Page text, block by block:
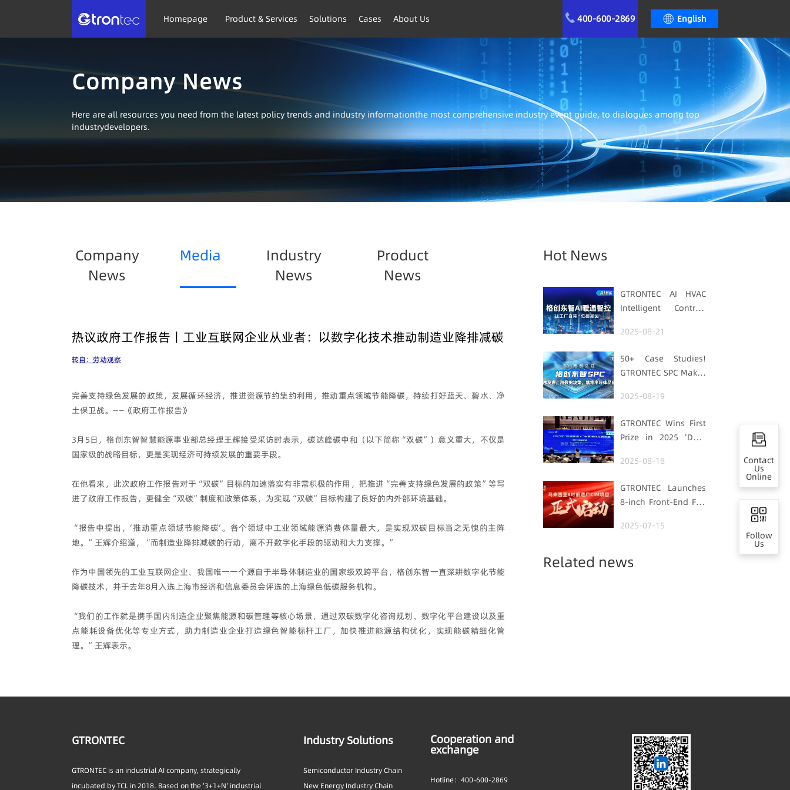
English
400-600-2869
Homepage Product & Services Solutions Cases About Us
Company News
Here are all resources you need from the latest policy trends and industry informationthe most comprehensive industry event guide, to dialogues among top
industrydevelopers.
Company
News
Media
Industry
News
Product
News
热议政府工作报告丨工业互联网企业从业者：以数字化技术推动制造业降排减碳
转自：劳动观察
完善支持绿色发展的政策，发展循环经济，推进资源节约集约利用，推动重点领域节能降碳，持续打好蓝天、碧水、净
土保卫战。——《政府工作报告》
3月5日，格创东智智慧能源事业部总经理王辉接受采访时表示，碳达峰碳中和（以下简称“双碳”）意义重大，不仅是
国家级的战略目标，更是实现经济可持续发展的重要手段。
在他看来，此次政府工作报告对于“双碳”目标的加速落实有非常积极的作用，把推进“完善支持绿色发展的政策”等写
进了政府工作报告，更健全“双碳”制度和政策体系，为实现“双碳”目标构建了良好的内外部环境基础。
“报告中提出，‘推动重点领域节能降碳’。各个领域中工业领域能源消费体量最大，是实现双碳目标当之无愧的主阵
地。”王辉介绍道，“而制造业降排减碳的行动，离不开数字化手段的驱动和大力支撑。”
作为中国领先的工业互联网企业、我国唯一一个源自于半导体制造业的国家级双跨平台，格创东智一直深耕数字化节能
降碳技术，并于去年8月入选上海市经济和信息委员会评选的上海绿色低碳服务机构。
“我们的工作就是携手国内制造企业聚焦能源和碳管理等核心场景，通过双碳数字化咨询规划、数字化平台建设以及重
点能耗设备优化等专业方式，助力制造业企业打造绿色智能标杆工厂，加快推进能源结构优化，实现能碳精细化管
理。”王辉表示。
Hot News
GTRONTEC AI HVAC
Intelligent Control:
with "Low-Carbon
2025-08-21
50+ Case Studies!
GTRONTEC SPC Makes
Uses Data for
Strengthens
Semiconductor
Quality Foundation
2025-08-19
GTRONTEC Wins First
Prize in 2025 'Data
Smart Manufacturing
2025-08-18
GTRONTEC Launches
8-inch Front-End Fab
Malaysia,
Semiconductor Smart
2025-07-15
Related news
GTRONTEC
GTRONTEC is an industrial AI company, strategically
incubated by TCL in 2018. Based on the '3+1+N' industrial
Industry Solutions
Semiconductor Industry Chain
New Energy Industry Chain
Cooperation and
exchange
Hotline：400-600-2869
Contact
Us
Online
Follow
Us